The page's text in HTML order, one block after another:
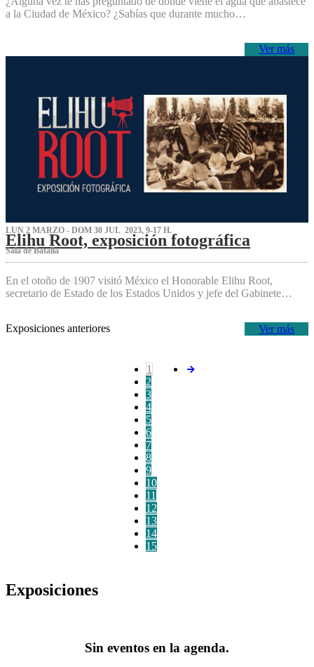
a la Ciudad de México? ¿Sabías que durante mucho…
Ver más
LUN 2 MARZO - DOM 30 JUL 2023, 9-17 H.
Elihu Root, exposición fotográfica
Sala de Batalla
En el otoño de 1907 visitó México el Honorable Elihu Root,
secretario de Estado de los Estados Unidos y jefe del Gabinete…
Ver más
Exposiciones anteriores
1
2
3
4
5
6
7
8
9
10
11
12
13
14
15
Exposiciones
Sin eventos en la agenda.